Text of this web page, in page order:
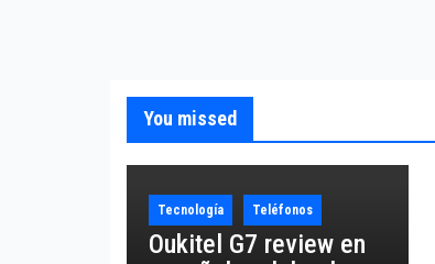
You missed
Tecnología Teléfonos
Oukitel G7 review en